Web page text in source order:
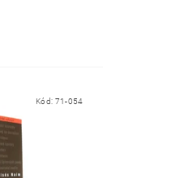
Kód: 71-054